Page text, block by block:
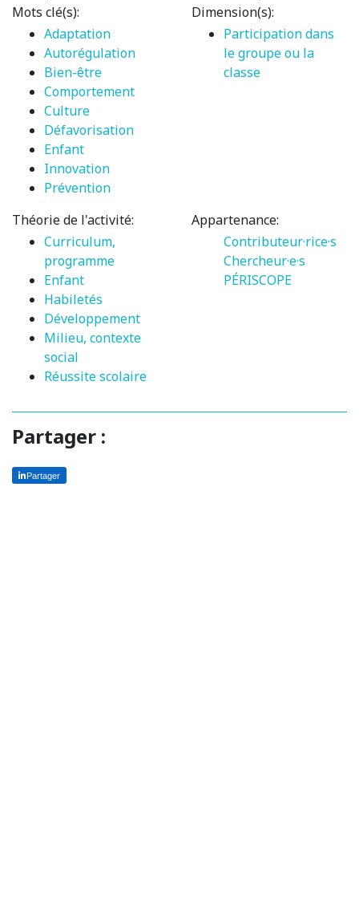
Mots clé(s):
Adaptation
Autorégulation
Bien-être
Comportement
Culture
Défavorisation
Enfant
Innovation
Prévention
Dimension(s):
Participation dans
le groupe ou la
classe
Théorie de l'activité:
Curriculum,
programme
Enfant
Habiletés
Développement
Milieu, contexte
social
Réussite scolaire
Appartenance:
Contributeur·rice·s
Chercheur·e·s
PÉRISCOPE
Partager :
Partager